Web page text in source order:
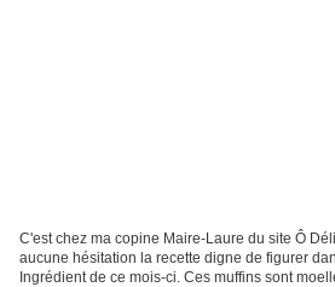
C'est chez ma copine Maire-Laure du site Ô
aucune hésitation la recette digne de figurer
Ingrédient de ce mois-ci. Ces muffins sont